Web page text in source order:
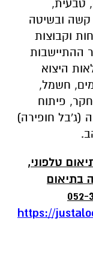
טבעית,
קשה ובשיטה
וקבוצות
ההתיישבות
היצוא
חשמל,
פיתוח
(ג'בל חופירה)
טלפוני,
בתיאום
052-3666018
https://